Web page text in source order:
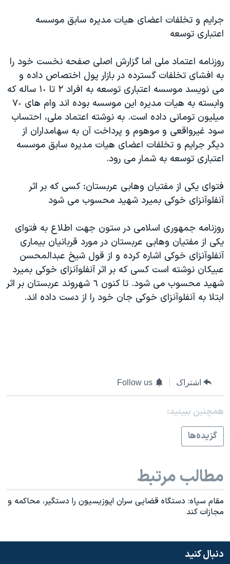
جرايم و تخلفات اعضای هيات مديره سابق موسسه
اعتباری توسعه
روزنامه اعتماد ملی اما گزارش اصلی صفحه نخست خود را
به افشای تخلفات گسترده در بازار پول اختصاص داده و
می نويسد موسسه اعتباری توسعه به افراد ٢ تا ١٠ ساله که
وابسته به هيات مديره اين موسسه بوده اند وام های ٧٠
ميليون تومانی داده است. به نوشته اعتماد ملی، احتساب
سود غيرواقعی و موهوم و پرداخت آن به سهامداران از
ديگر جرايم و تخلفات اعضای هيات مديره سابق موسسه
اعتباری توسعه به شمار می رود.
فتوای يکی از مفتيان وهابی عربستان: کسی که بر اثر
آنفلوآنزای خوکی بميرد شهيد محسوب می شود
روزنامه جمهوری اسلامی در ستون جهت اطلاع به فتوای
يکی از مفتيان وهابی عربستان در مورد قربانيان بيماری
آنفلوآنزای خوکی اشاره کرده و از قول شيخ عبدالمحسن
عبيکان نوشته است کسی که بر اثر آنفلوآنزای خوکی بميرد
شهيد محسوب می شود. تا کنون ٦ شهروند عربستان بر اثر
ابتلا به آنفلوآنزای خوکی جان خود را از دست داده اند.
اشتراک Follow us
همچنبن ببینید:
گزيده‌ها
مطالب مرتبط
مقام سپاه: دستگاه قضایی سران اپوزيسيون را دستگیر، محاکمه و
مجازات کند
دنبال کنید